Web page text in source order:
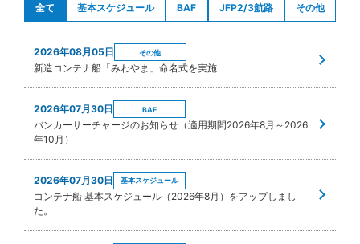
全て 基本スケジュール BAF JFP2/3航路 その他
2026年08月05日 その他
新造コンテナ船「みわやま」命名式を実施
2026年07月30日 BAF
バンカーサーチャージのお知らせ（適用期間2026年8月～2026
年10月）
2026年07月30日 基本スケジュール
コンテナ船 基本スケジュール（2026年8月）をアップしまし
た。